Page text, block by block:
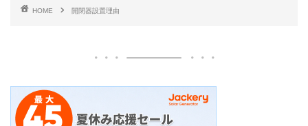
HOME 開閉器設置理由